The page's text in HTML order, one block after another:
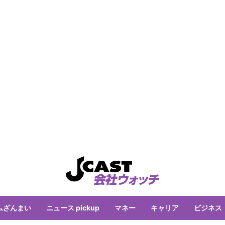
ざんまい ニュース pickup マネー キャリア ビジネス